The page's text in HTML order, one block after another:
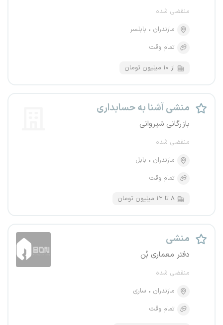
منقضی شده
مازندران
بابلسر
تمام وقت
از ۱۰ میلیون تومان
منشی آشنا به حسابداری
بازرگانی شیروانی
منقضی شده
مازندران
بابل
تمام وقت
۸ تا ۱۲ میلیون تومان
منشی
دفتر معماری بُن
منقضی شده
مازندران
ساری
تمام وقت